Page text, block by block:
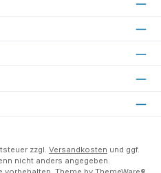
zzgl. Versandkosten und ggf.
nicht anders angegeben.